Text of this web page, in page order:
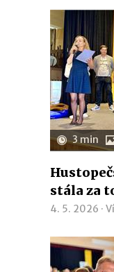
3 min
stála za
4. 5. 2026 ·